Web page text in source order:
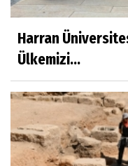
Harran
Ülkemizi...